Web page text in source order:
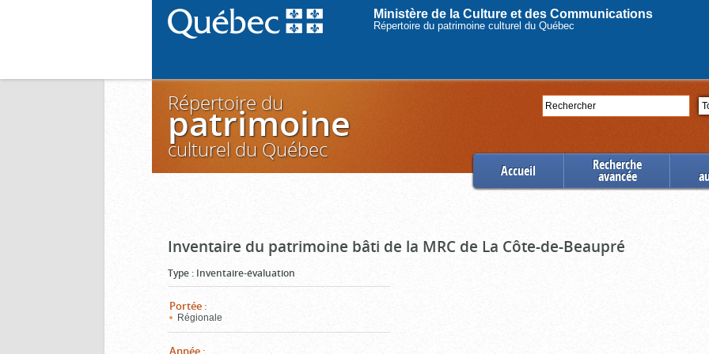
Ministère de la Culture et des Communications
Répertoire du patrimoine culturel du Québec
Rechercher
Répertoire du
patrimoine
culturel du Québec
Accueil Recherche
avancée
Inventaire du patrimoine bâti de la MRC de La Côte-de-Beaupré
Type : Inventaire-évaluation
Portée :
Régionale